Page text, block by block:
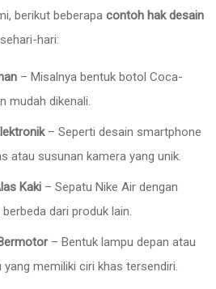
berikut beberapa contoh hak desain
hari:
– Misalnya bentuk botol Coca-
mudah dikenali.
– Seperti desain smartphone
atau susunan kamera yang unik.
Kaki – Sepatu Nike Air dengan
dari produk lain.
– Bentuk lampu depan atau
memiliki ciri khas tersendiri.